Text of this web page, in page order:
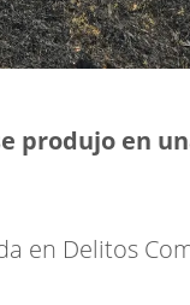
produjo en
en Delitos